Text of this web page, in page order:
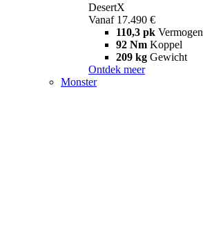
DesertX
Vanaf 17.490 €
110,3 pk Vermogen
92 Nm Koppel
209 kg Gewicht
Ontdek meer
Monster